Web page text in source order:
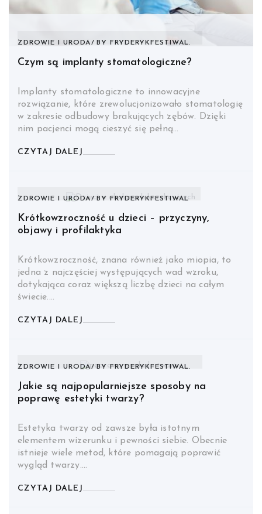
ZDROWIE I URODA BY FRYDERYKFESTIWAL.
Czym są implanty stomatologiczne?
Implanty stomatologiczne to innowacyjne
rozwiązanie, które zrewolucjonizowało stomatologię
w zakresie odbudowy brakujących zębów. Dzięki
nim pacjenci mogą cieszyć się pełną…
CZYTAJ DALEJ
ZDROWIE I URODA BYFRYDERYKFESTIWAL
Krótkowzroczność u dzieci – przyczyny,
objawy i profilaktyka
Krótkowzroczność, znana również jako miopia, to
jedna z najczęściej występujących wad wzroku,
dotykająca coraz większą liczbę dzieci na całym
świecie.…
CZYTAJ DALEJ
ZDROWIE I URODA BYFRYDERYKFESTIWAL.
Jakie są najpopularniejsze sposoby na
poprawę estetyki twarzy?
Estetyka twarzy od zawsze była istotnym
elementem wizerunku i pewności siebie. Obecnie
istnieje wiele metod, które pomagają poprawić
wygląd twarzy.…
CZYTAJ DALEJ